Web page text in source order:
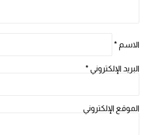
الاسم *
البريد الإلكتروني *
الموقع الإلكتروني